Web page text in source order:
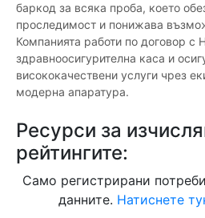
баркод за всяка проба, което
проследимост и понижава
Компанията работи по договор с
здравноосигурителна каса и
висококачествени услуги чрез
модерна апаратура.
Ресурси за
рейтингите:
Само регистрирани
данните. Натиснете